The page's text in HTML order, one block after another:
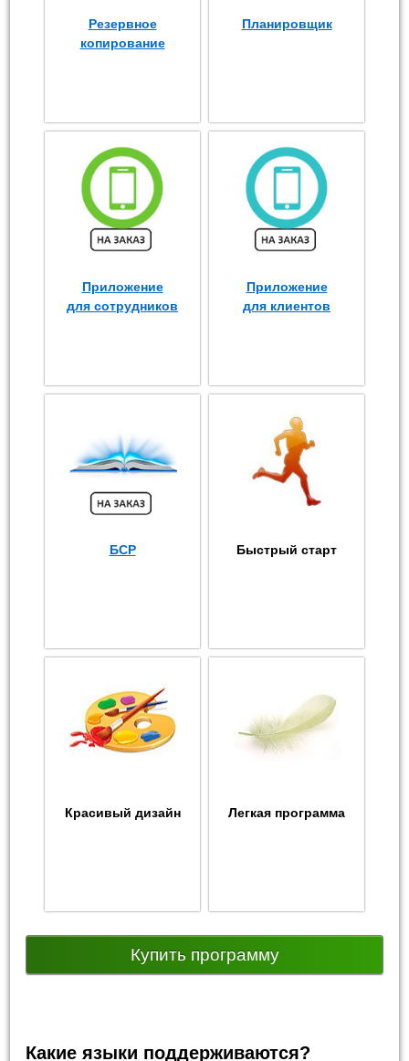
Резервное
копирование
Планировщик
Приложение
для сотрудников
Приложение
для клиентов
БСР Быстрый старт
Красивый дизайн Легкая программа
Купить программу
Какие языки поддерживаются?